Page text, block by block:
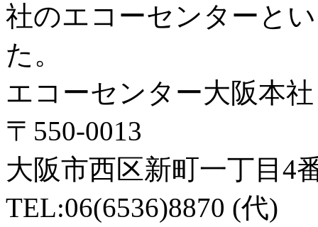
社のエコーセンターと
た。
エコーセンター大阪本社
〒550-0013
大阪市西区新町一丁目4
TEL:06(6536)8870 (代)